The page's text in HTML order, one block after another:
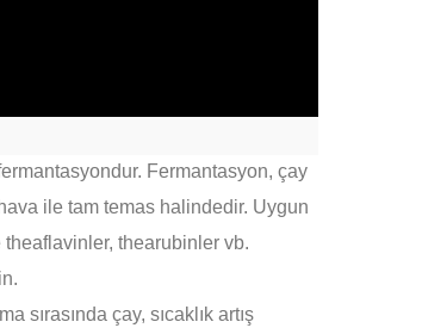
Fermantasyon, çay
ile tam temas halindedir. Uygun
theaflavinler, thearubinler vb.
sırasında çay, sıcaklık artış